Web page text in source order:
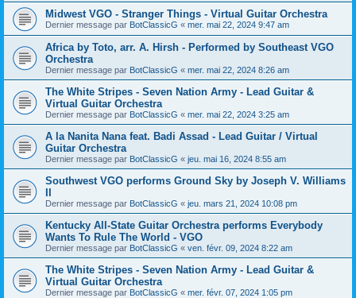
Midwest VGO - Stranger Things - Virtual Guitar Orchestra
Dernier message par BotClassicG « mer. mai 22, 2024 9:47 am
Africa by Toto, arr. A. Hirsh - Performed by Southeast VGO
Orchestra
Dernier message par BotClassicG « mer. mai 22, 2024 8:26 am
The White Stripes - Seven Nation Army - Lead Guitar &
Virtual Guitar Orchestra
Dernier message par BotClassicG « mer. mai 22, 2024 3:25 am
A la Nanita Nana feat. Badi Assad - Lead Guitar / Virtual
Guitar Orchestra
Dernier message par BotClassicG « jeu. mai 16, 2024 8:55 am
Southwest VGO performs Ground Sky by Joseph V. Williams
Dernier message par BotClassicG « jeu. mars 21, 2024 10:08 pm
Kentucky All-State Guitar Orchestra performs Everybody
Wants To Rule The World - VGO
Dernier message par BotClassicG « ven. févr. 09, 2024 8:22 am
The White Stripes - Seven Nation Army - Lead Guitar &
Virtual Guitar Orchestra
Dernier message par BotClassicG « mer. févr. 07, 2024 1:05 pm